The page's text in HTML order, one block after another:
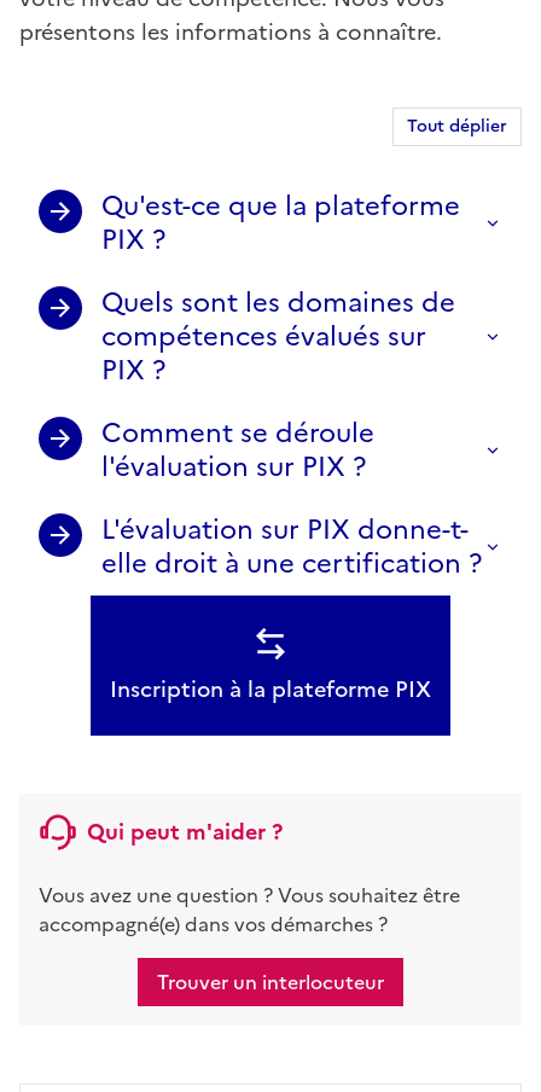
présentons les informations à connaître.
Tout déplier
Qu'est-ce que la plateforme
PIX ?
Quels sont les domaines de
compétences évalués sur
PIX ?
Comment se déroule
l'évaluation sur PIX ?
L'évaluation sur PIX donne-t-
elle droit à une certification ?
Inscription à la plateforme PIX
Qui peut m'aider ?
Vous avez une question ? Vous souhaitez être
accompagné(e) dans vos démarches ?
Trouver un interlocuteur